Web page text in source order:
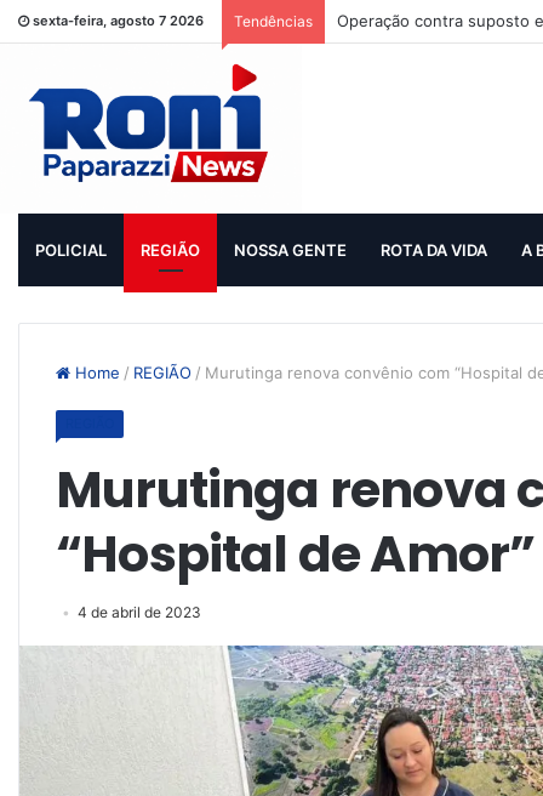
sexta-feira, agosto 7 2026 Tendências Operação contra suposto
POLICIAL REGIÃO NOSSA GENTE ROTA DA VIDA A
Home / REGIÃO / Murutinga renova convênio com “Hospital
Murutinga renova
“Hospital de Amor”
4 de abril de 2023